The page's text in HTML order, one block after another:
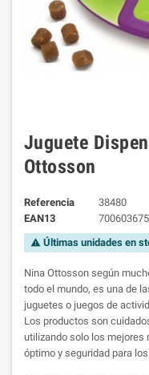
Juguete
Ottosson
Referencia
38480
EAN13
warning Últimas unidades en
Nina Ottosson según
todo el mundo, es una de
juguetes o juegos de
Los productos son
utilizando solo los
óptimo y seguridad para